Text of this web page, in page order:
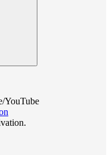
YouTube